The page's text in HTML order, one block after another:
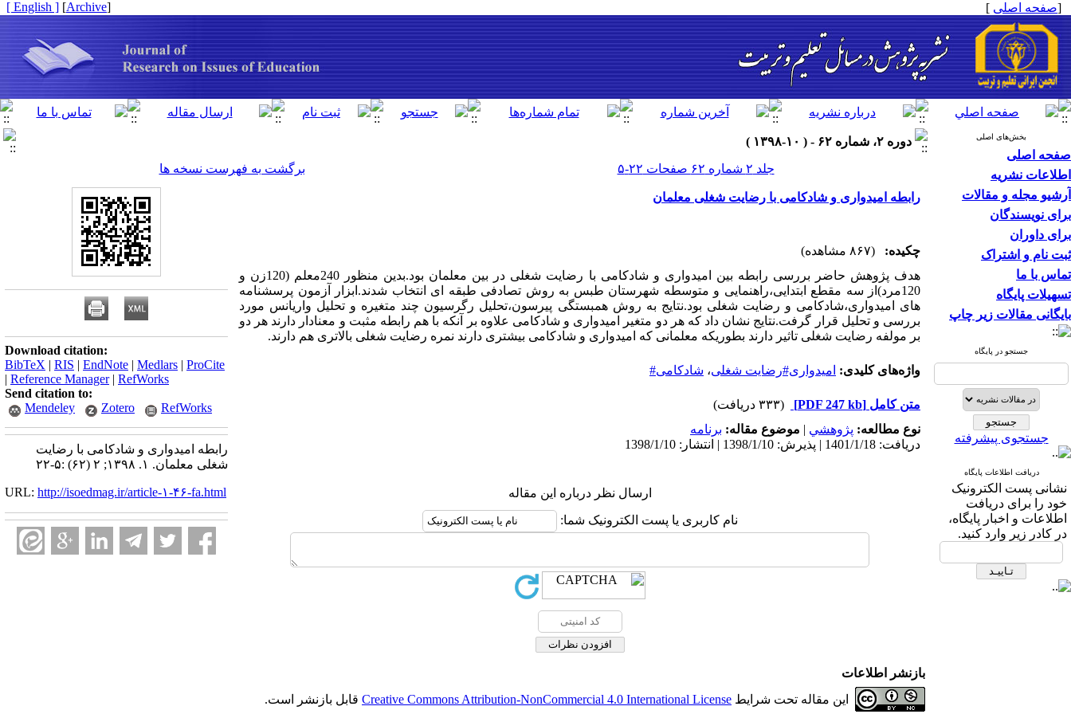
[صفحه اصلی ]
[
Archive
]
[ English ]
بخش‌های اصلی
صفحه اصلی
اطلاعات نشریه
آرشیو مجله و مقالات
برای نویسندگان
برای داوران
ثبت نام و اشتراک
تماس با ما
تسهیلات پایگاه
بایگانی مقالات زیر چاپ
جستجو در پایگاه
جستجوی پیشرفته
دریافت اطلاعات پایگاه
نشانی پست الکترونیک
خود را برای دریافت
اطلاعات و اخبار پایگاه،
در کادر زیر وارد کنید.
دوره ۲، شماره ۶۲ - ( ۱۰-۱۳۹۸ )
جلد ۲ شماره ۶۲ صفحات ۲۲-۵
برگشت به فهرست نسخه ها
رابطه امیدواری و شادکامی با رضایت شغلی معلمان
چکیده:
(۸۶۷ مشاهده)
هدف پژوهش حاضر بررسی رابطه بین امیدواری و شادکامی با رضایت شغلی در بین معلمان بود.بدین منظور 240معلم (120زن و
120مرد)از سه مقطع ابتدایی،راهنمایی و متوسطه شهرستان طبس به روش تصادفی طبقه ای انتخاب شدند.ابزار آزمون پرسشنامه
های امیدواری،شادکامی و رضایت شغلی بود.نتایج به روش همبستگی پیرسون،تحلیل رگرسیون چند متغیره و تحلیل واریانس مورد
بررسی و تحلیل قرار گرفت.نتایج نشان داد که هر دو متغیر امیدواری و شادکامی علاوه بر آنکه با هم رابطه مثبت و معنادار دارند هر دو
بر مولفه رضایت شغلی تاثیر دارند بطوریکه معلمانی که امیدواری و شادکامی بیشتری دارند نمره رضایت شغلی بالاتری هم دارند.
واژه‌های کلیدی: امیدواری#رضایت شغلی، شادکامی#
متن کامل [PDF 247 kb]
(۳۳۳ دریافت)
نوع مطالعه: پژوهشي | موضوع مقاله: برنامه
دریافت: 1401/1/18 | پذیرش: 1398/1/10 | انتشار: 1398/1/10
ارسال نظر درباره این مقاله
نام کاربری یا پست الکترونیک شما:
Download citation:
BibTeX | RIS | EndNote | Medlars | ProCite
| Reference Manager| RefWorks
Send citation to:
Mendeley
Zotero RefWorks
رابطه امیدواری و شادکامی با رضایت
شغلی معلمان. ۱. ۱۳۹۸; ۲ (۶۲) :۵-۲۲
URL: http://isoedmag.ir/article-۱-۴۶-fa.html
بازنشر اطلاعات
این مقاله تحت شرایط Creative Commons Attribution-NonCommercial 4.0 International License قابل بازنشر است.